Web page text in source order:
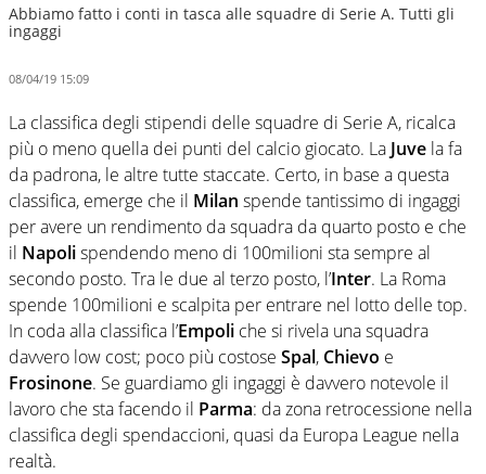
Abbiamo fatto i conti in tasca alle squadre di Serie A. Tutti gli
ingaggi
08/04/19 15:09
La classifica degli stipendi delle squadre di Serie A, ricalca
più o meno quella dei punti del calcio giocato. La Juve la fa
da padrona, le altre tutte staccate. Certo, in base a questa
classifica, emerge che il Milan spende tantissimo di ingaggi
per avere un rendimento da squadra da quarto posto e che
il Napolispendendo meno di 100milioni sta sempre al
secondo posto. Tra le due al terzo posto, l’Inter. La Roma
spende 100milioni e scalpita per entrare nel lotto delle top.
In coda alla classifica l’Empoli che si rivela una squadra
davvero low cost; poco più costose Spal, Chievo e
Frosinone. Se guardiamo gli ingaggi è davvero notevole il
lavoro che sta facendo il Parma: da zona retrocessione nella
classifica degli spendaccioni, quasi da Europa League nella
realtà.